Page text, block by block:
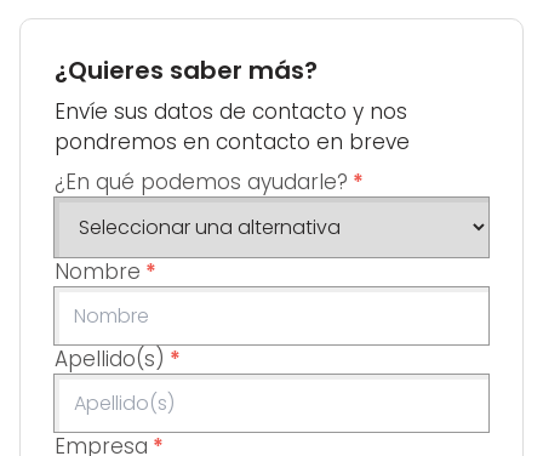
¿Quieres saber más?
Envíe sus datos de contacto y nos
pondremos en contacto en breve
¿En qué podemos ayudarle? *
Nombre *
Apellido(s) *
Empresa *